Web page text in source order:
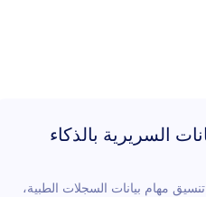
السريرية بالذكاء
مهام بيانات السجلات الطبية،